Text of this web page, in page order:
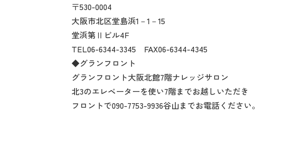
〒530-0004
大阪市北区堂島浜1－1－15
堂浜第Ⅱビル4F
TEL06-6344-3345 FAX06-6344-4345
◆グランフロント
グランフロント大阪北館7階ナレッジサロン
北3のエレベーターを使い7階までお越しいただき
フロントで090-7753-9936谷山までお電話ください。